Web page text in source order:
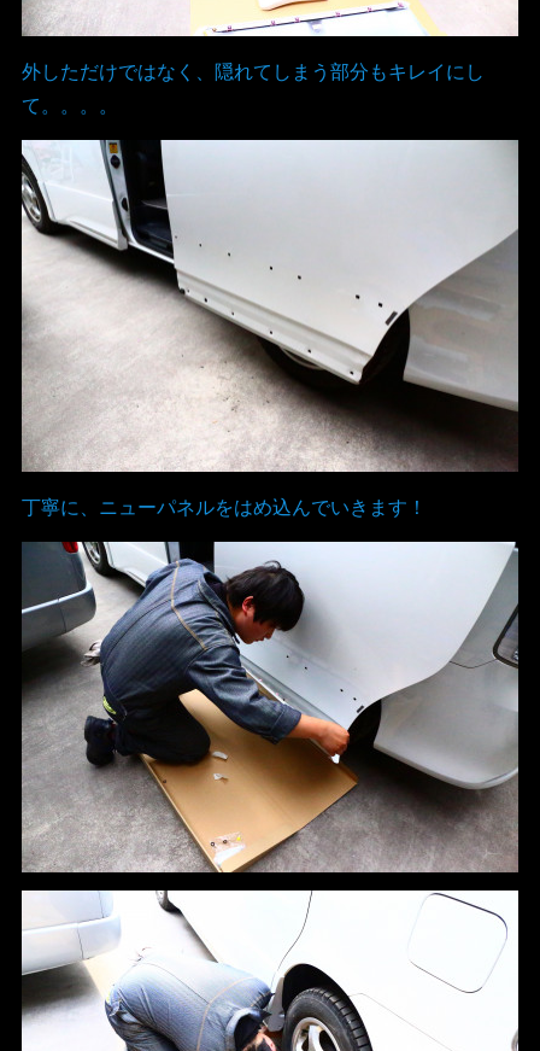
外しただけではなく、隠れてしまう部分もキレイにし
て。。。。
丁寧に、ニューパネルをはめ込んでいきます！